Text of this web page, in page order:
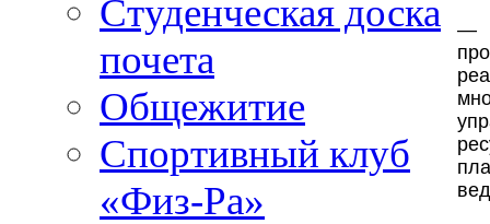
Студенческая доска
почета
Общежитие
Спортивный клуб
«Физ-Ра»
—